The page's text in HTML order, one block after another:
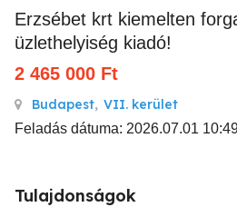
Erzsébet krt kiemelten forgalmas nagy
üzlethelyiség kiadó!
2 465 000 Ft
Budapest, VII. kerület
Feladás dátuma: 2026.07.01
Tulajdonságok